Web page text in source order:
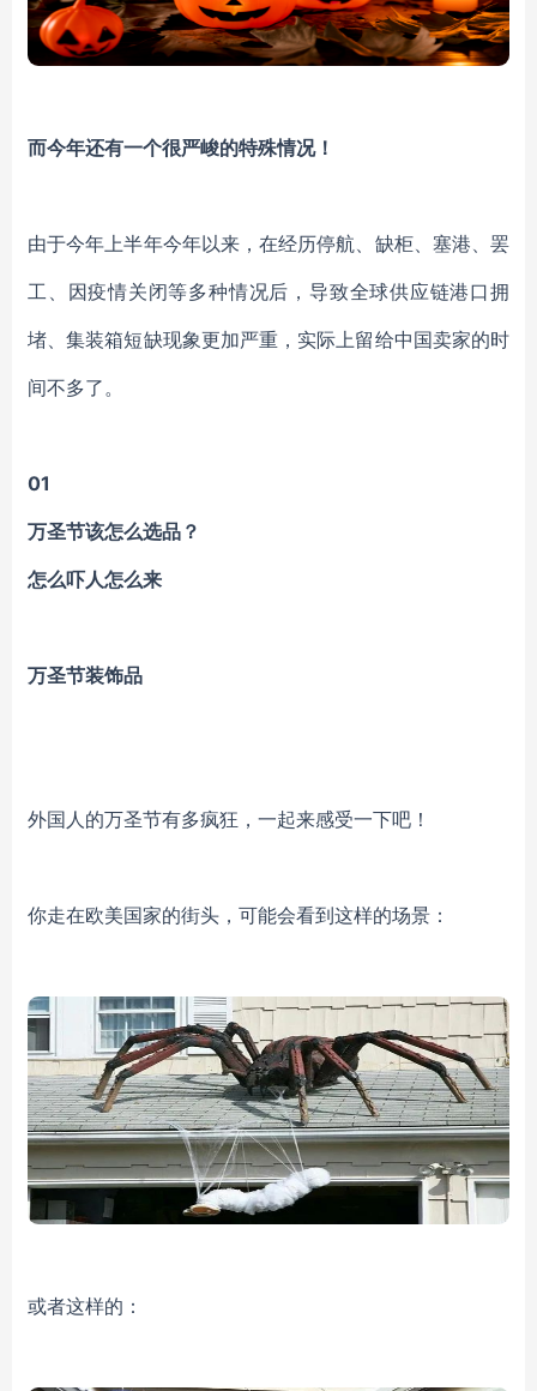
而今年还有一个很严峻的特殊情况！
由于今年上半年今年以来，在经历停航、缺柜、塞港、罢
工、因疫情关闭等多种情况后，导致全球供应链港口拥
堵、集装箱短缺现象更加严重，实际上留给中国卖家的时
间不多了。
01
万圣节该怎么选品？
怎么吓人怎么来
万圣节装饰品
外国人的万圣节有多疯狂， 一起来感受一下吧！
你走在欧美国家的街头，可能会看到这样的场景：
或者这样的：